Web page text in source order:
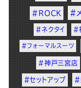
#ROCK #
#ネクタイ #
#フォーマルスーツ
#神戸三宮店
#セットアップ #